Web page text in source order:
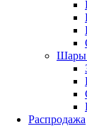
Шары
Распродажа